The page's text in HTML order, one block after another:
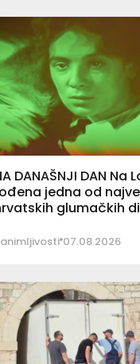
DANAŠNJI DAN Na
jedna od
glumačkih
07.08.2026